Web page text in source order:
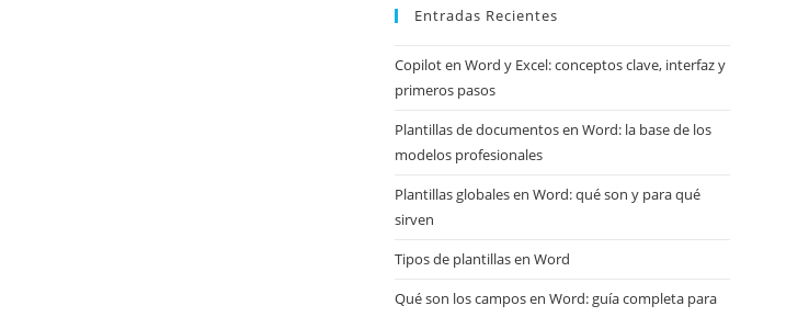
Entradas Recientes
Copilot en Word y Excel: conceptos clave, interfaz y
primeros pasos
Plantillas de documentos en Word: la base de los
modelos profesionales
Plantillas globales en Word: qué son y para qué
sirven
Tipos de plantillas en Word
Qué son los campos en Word: guía completa para